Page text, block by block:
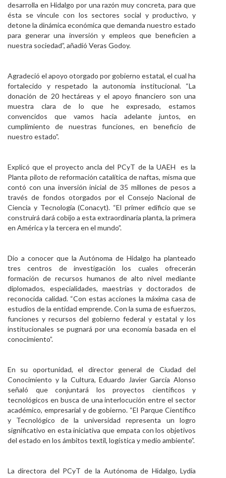
desarrolla en Hidalgo por una razón muy concreta, para que
ésta se vincule con los sectores social y productivo, y
detone la dinámica económica que demanda nuestro estado
para generar una inversión y empleos que beneficien a
nuestra sociedad”, añadió Veras Godoy.
Agradeció el apoyo otorgado por gobierno estatal, el cual ha
fortalecido y respetado la autonomía institucional. “La
donación de 20 hectáreas y el apoyo financiero son una
muestra clara de lo que he expresado, estamos
convencidos que vamos hacia adelante juntos, en
cumplimiento de nuestras funciones, en beneficio de
nuestro estado”.
Explicó que el proyecto ancla del PCyT de la UAEH es la
Planta piloto de reformación catalítica de naftas, misma que
contó con una inversión inicial de 35 millones de pesos a
través de fondos otorgados por el Consejo Nacional de
Ciencia y Tecnología (Conacyt). “El primer edificio que se
construirá dará cobijo a esta extraordinaria planta, la primera
en América y la tercera en el mundo”.
Dio a conocer que la Autónoma de Hidalgo ha planteado
tres centros de investigación los cuales ofrecerán
formación de recursos humanos de alto nivel mediante
diplomados, especialidades, maestrías y doctorados de
reconocida calidad. “Con estas acciones la máxima casa de
estudios de la entidad emprende. Con la suma de esfuerzos,
funciones y recursos del gobierno federal y estatal y los
institucionales se pugnará por una economía basada en el
conocimiento”.
En su oportunidad, el director general de Ciudad del
Conocimiento y la Cultura, Eduardo Javier García Alonso
señaló que conjuntará los proyectos científicos y
tecnológicos en busca de una interlocución entre el sector
académico, empresarial y de gobierno. “El Parque Científico
y Tecnológico de la universidad representa un logro
significativo en esta iniciativa que empata con los objetivos
del estado en los ámbitos textil, logística y medio ambiente”.
La directora del PCyT de la Autónoma de Hidalgo, Lydia